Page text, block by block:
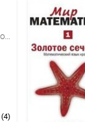
Ландау Лев Давидович, Румер Юрий Борисович
(4)